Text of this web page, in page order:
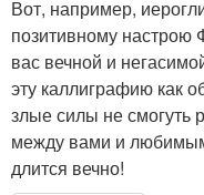
Вот, например,
позитивному настрою
вас вечной и
эту каллиграфию как
злые силы не смогуть
между вами и
длится вечно!